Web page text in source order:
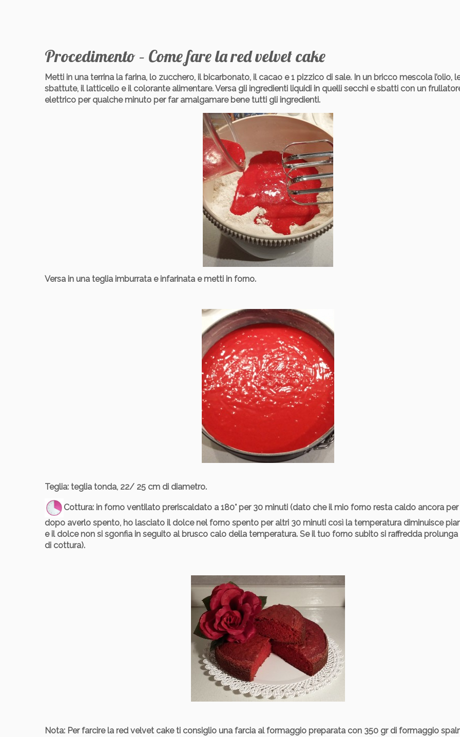
Procedimento – Come fare la red velvet cake
Metti in una terrina la farina, lo zucchero, il bicarbonato, il cacao e 1 pizzico di sale. In un bricco mescola l’olio,
sbattute, il latticello e il colorante alimentare. Versa gli ingredienti liquidi in quelli secchi e sbatti con un
elettrico per qualche minuto per far amalgamare bene tutti gli ingredienti.
Versa in una teglia imburrata e infarinata e metti in forno.
Teglia: teglia tonda, 22/ 25 cm di diametro.
Cottura: in forno ventilato preriscaldato a 180° per 30 minuti (dato che il mio forno resta caldo ancora per
dopo averlo spento, ho lasciato il dolce nel forno spento per altri 30 minuti così la temperatura diminuisce
e il dolce non si sgonfia in seguito al brusco calo della temperatura. Se il tuo forno subito si raffredda
di cottura).
Nota: Per farcire la red velvet cake ti consiglio una farcia al formaggio preparata con 350 gr di formaggio